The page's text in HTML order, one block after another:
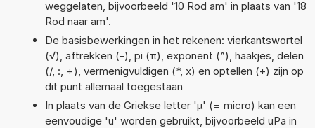
weggelaten, bijvoorbeeld '10 Rod am' in plaats van '18
Rod naar am'.
De basisbewerkingen in het rekenen: vierkantswortel
(√), aftrekken (-), pi (π), exponent (^), haakjes, delen
(/, :, ÷), vermenigvuldigen (*, x) en optellen (+) zijn op
dit punt allemaal toegestaan
In plaats van de Griekse letter 'µ' (= micro) kan een
eenvoudige 'u' worden gebruikt, bijvoorbeeld uPa in